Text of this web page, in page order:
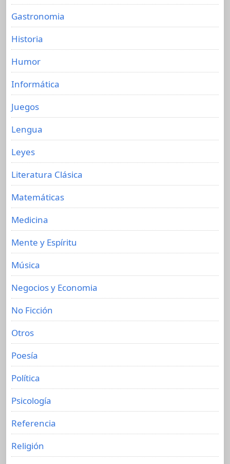
Gastronomia
Historia
Humor
Informática
Juegos
Lengua
Leyes
Literatura Clásica
Matemáticas
Medicina
Mente y Espíritu
Música
Negocios y Economia
No Ficción
Otros
Poesía
Política
Psicología
Referencia
Religión